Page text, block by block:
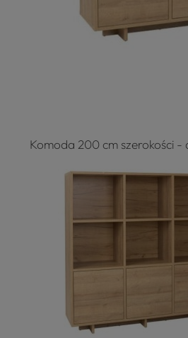
Komoda 200 cm szerokości -